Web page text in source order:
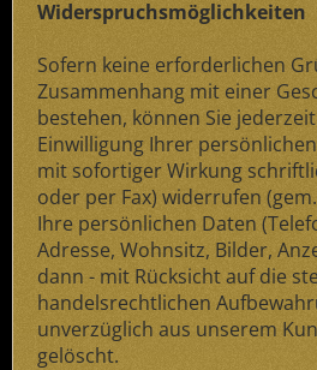
Widerspruchsmöglichkeiten
Sofern keine erforderlichen
Zusammenhang mit einer
bestehen, können Sie
Einwilligung Ihrer
mit sofortiger Wirkung
oder per Fax) widerrufen
Ihre persönlichen Daten
Adresse, Wohnsitz, Bilder,
dann - mit Rücksicht auf die
handelsrechtlichen
unverzüglich aus unserem
gelöscht.